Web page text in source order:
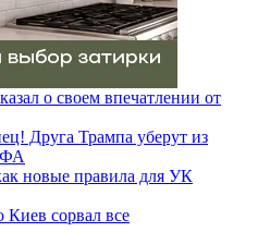
о своем впечатлении от
Друга Трампа уберут из
новые правила для УК
сорвал все